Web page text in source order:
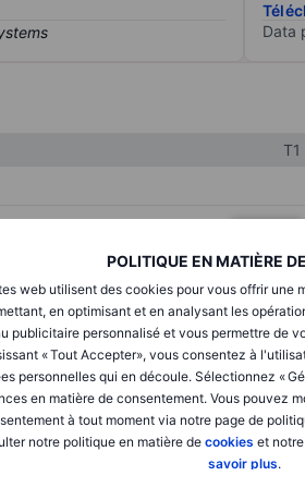
POLITIQUE EN MATIÈRE
web utilisent des cookies pour vous offrir une
en optimisant et en analysant les
publicitaire personnalisé et vous permettre de
« Tout Accepter», vous consentez à
personnelles qui en découle. Sélectionnez «
en matière de consentement. Vous pouvez
à tout moment via notre page de
notre politique en matière de cookies et
savoir plus.
Data
T1
XXXXXXX
XXXXXXX
XXXXXXX
XXXXXXX
XXXXXXX